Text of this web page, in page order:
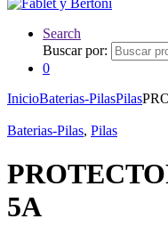
Search
Buscar por:
0
InicioBaterias-PilasPilas
Baterias-Pilas, Pilas
5A